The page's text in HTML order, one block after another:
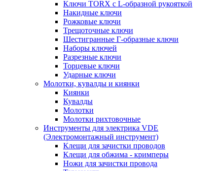
Ключи TORX с L-образной рукояткой
Накидные ключи
Рожковые ключи
Трещоточные ключи
Шестигранные Г-образные ключи
Наборы ключей
Разрезные ключи
Торцевые ключи
Ударные ключи
Молотки, кувалды и киянки
Киянки
Кувалды
Молотки
Молотки рихтовочные
Инструменты для электрика VDE
(Электромонтажный инструмент)
Клещи для зачистки проводов
Клещи для обжима - кримперы
Ножи для зачистки провода